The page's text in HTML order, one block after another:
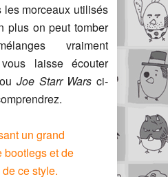
les morceaux utilisés
plus on peut tomber
vraiment
laisse écouter
Joe Starr Wars ci-
un grand
bootlegs et de
ce style.